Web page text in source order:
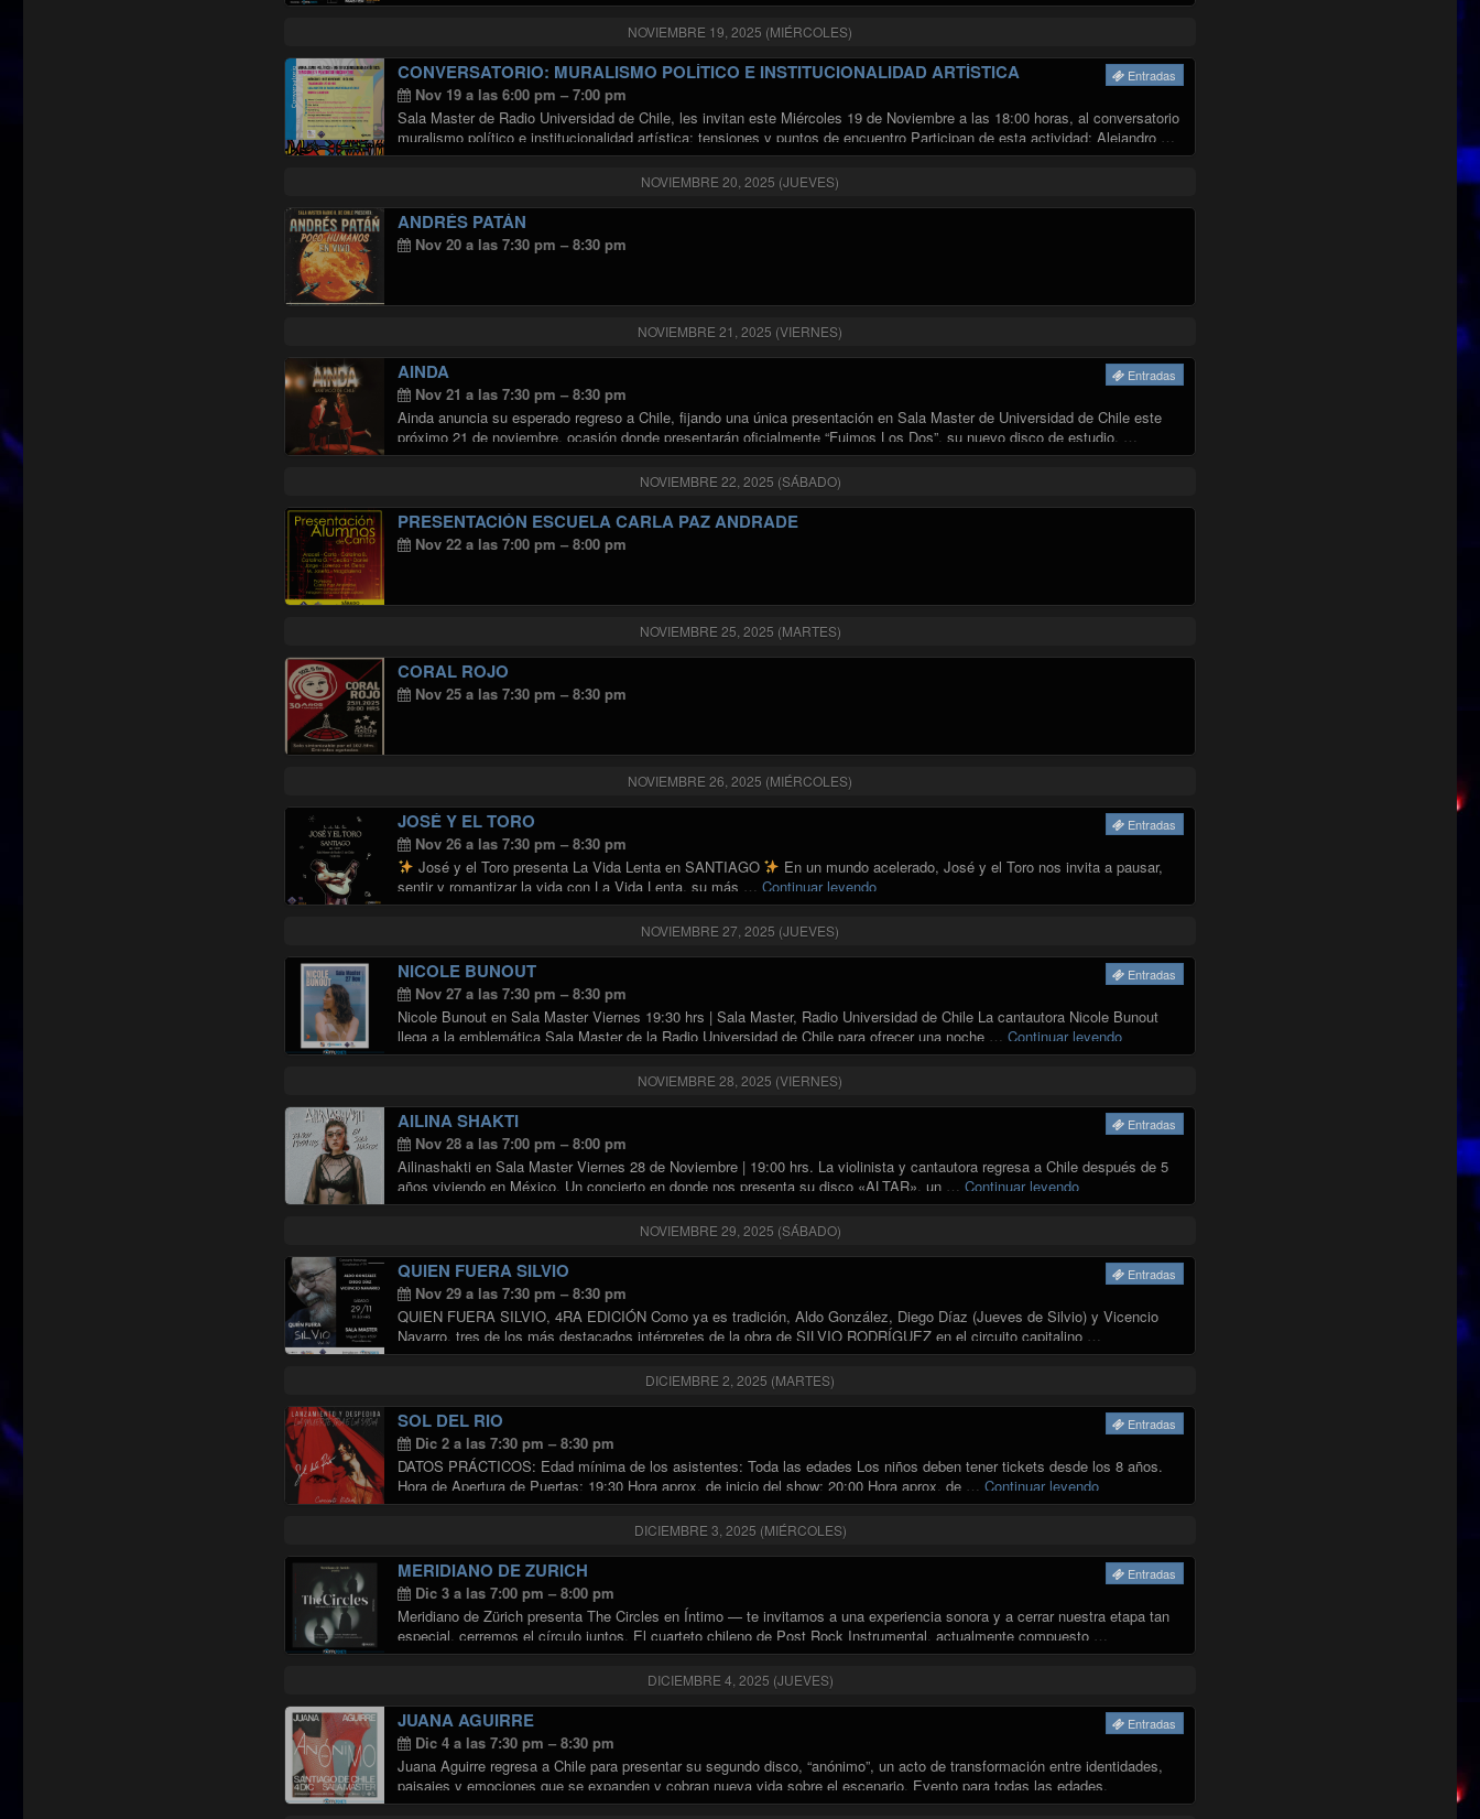
NOVIEMBRE 19, 2025 (MIÉRCOLES)
Entradas
CONVERSATORIO: MURALISMO POLÍTICO E INSTITUCIONALIDAD ARTÍSTICA
Nov 19 a las 6:00 pm – 7:00 pm
Sala Master de Radio Universidad de Chile, les invitan este Miércoles 19 de Noviembre a las 18:00 horas, al conversatorio
muralismo político e institucionalidad artística: tensiones y puntos de encuentro Participan de esta actividad: Alejandro …
Continuar leyendo"CONVERSATORIO: MURALISMO POLÍTICO E INSTITUCIONALIDAD ARTÍSTICA"
NOVIEMBRE 20, 2025 (JUEVES)
ANDRÉS PATÁN
Nov 20 a las 7:30 pm – 8:30 pm
NOVIEMBRE 21, 2025 (VIERNES)
Entradas
AINDA
Nov 21 a las 7:30 pm – 8:30 pm
Ainda anuncia su esperado regreso a Chile, fijando una única presentación en Sala Master de Universidad de Chile este
próximo 21 de noviembre, ocasión donde presentarán oficialmente “Fuimos Los Dos”, su nuevo disco de estudio. …
Continuar leyendo"AINDA"
NOVIEMBRE 22, 2025 (SÁBADO)
PRESENTACIÓN ESCUELA CARLA PAZ ANDRADE
Nov 22 a las 7:00 pm – 8:00 pm
NOVIEMBRE 25, 2025 (MARTES)
CORAL ROJO
Nov 25 a las 7:30 pm – 8:30 pm
NOVIEMBRE 26, 2025 (MIÉRCOLES)
Entradas
JOSÉ Y EL TORO
Nov 26 a las 7:30 pm – 8:30 pm
José y el Toro presenta La Vida Lenta en SANTIAGO
En un mundo acelerado, José y el Toro nos invita a pausar,
sentir y romantizar la vida con La Vida Lenta, su más … Continuar leyendo"JOSÉ Y EL TORO"
NOVIEMBRE 27, 2025 (JUEVES)
Entradas
NICOLE BUNOUT
Nov 27 a las 7:30 pm – 8:30 pm
Nicole Bunout en Sala Master Viernes 19:30 hrs | Sala Master, Radio Universidad de Chile La cantautora Nicole Bunout
llega a la emblemática Sala Master de la Radio Universidad de Chile para ofrecer una noche … Continuar leyendo"NICOLE BUNOUT"
NOVIEMBRE 28, 2025 (VIERNES)
Entradas
AILINA SHAKTI
Nov 28 a las 7:00 pm – 8:00 pm
Ailinashakti en Sala Master Viernes 28 de Noviembre | 19:00 hrs. La violinista y cantautora regresa a Chile después de 5
años viviendo en México. Un concierto en donde nos presenta su disco «ALTAR», un … Continuar leyendo"AILINA SHAKTI"
NOVIEMBRE 29, 2025 (SÁBADO)
Entradas
QUIEN FUERA SILVIO
Nov 29 a las 7:30 pm – 8:30 pm
QUIEN FUERA SILVIO, 4RA EDICIÓN Como ya es tradición, Aldo González, Diego Díaz (Jueves de Silvio) y Vicencio
Navarro, tres de los más destacados intérpretes de la obra de SILVIO RODRÍGUEZ en el circuito capitalino …
Continuar leyendo"QUIEN FUERA SILVIO"
DICIEMBRE 2, 2025 (MARTES)
Entradas
SOL DEL RIO
Dic 2 a las 7:30 pm – 8:30 pm
DATOS PRÁCTICOS: Edad mínima de los asistentes: Toda las edades Los niños deben tener tickets desde los 8 años.
Hora de Apertura de Puertas: 19:30 Hora aprox. de inicio del show: 20:00 Hora aprox. de … Continuar leyendo"SOL DEL RIO"
DICIEMBRE 3, 2025 (MIÉRCOLES)
Entradas
MERIDIANO DE ZURICH
Dic 3 a las 7:00 pm – 8:00 pm
Meridiano de Zürich presenta The Circles en Íntimo — te invitamos a una experiencia sonora y a cerrar nuestra etapa tan
especial, cerremos el círculo juntos. El cuarteto chileno de Post Rock Instrumental, actualmente compuesto …
Continuar leyendo"MERIDIANO DE ZURICH"
DICIEMBRE 4, 2025 (JUEVES)
Entradas
JUANA AGUIRRE
Dic 4 a las 7:30 pm – 8:30 pm
Juana Aguirre regresa a Chile para presentar su segundo disco, “anónimo”, un acto de transformación entre identidades,
paisajes y emociones que se expanden y cobran nueva vida sobre el escenario. Evento para todas las edades.